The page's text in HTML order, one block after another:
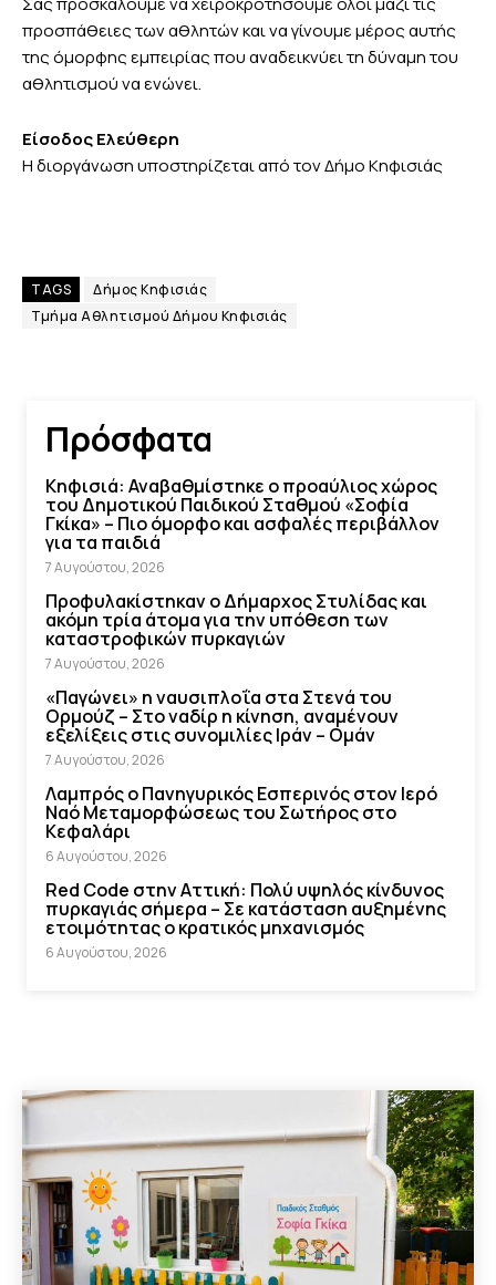
προσπάθειες των αθλητών και να γίνουμε μέρος αυτής
της όμορφης εμπειρίας που αναδεικνύει τη δύναμη του
αθλητισμού να ενώνει.
Είσοδος Ελεύθερη
Η διοργάνωση υποστηρίζεται από τον Δήμο Κηφισιάς
TAGS
Δήμος Κηφισιάς
Τμήμα Αθλητισμού Δήμου Κηφισιάς
Πρόσφατα
Κηφισιά: Αναβαθμίστηκε ο προαύλιος χώρος
του Δημοτικού Παιδικού Σταθμού «Σοφία
Γκίκα» – Πιο όμορφο και ασφαλές περιβάλλον
για τα παιδιά
7 Αυγούστου, 2026
Προφυλακίστηκαν ο Δήμαρχος Στυλίδας και
ακόμη τρία άτομα για την υπόθεση των
καταστροφικών πυρκαγιών
7 Αυγούστου, 2026
«Παγώνει» η ναυσιπλοΐα στα Στενά του
Ορμούζ – Στο ναδίρ η κίνηση, αναμένουν
εξελίξεις στις συνομιλίες Ιράν – Ομάν
7 Αυγούστου, 2026
Λαμπρός ο Πανηγυρικός Εσπερινός στον Ιερό
Ναό Μεταμορφώσεως του Σωτήρος στο
Κεφαλάρι
6 Αυγούστου, 2026
Red Code στην Αττική: Πολύ υψηλός κίνδυνος
πυρκαγιάς σήμερα – Σε κατάσταση αυξημένης
ετοιμότητας ο κρατικός μηχανισμός
6 Αυγούστου, 2026